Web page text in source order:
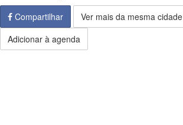
Compartilhar
Ver mais da mesma cidade
Adicionar à agenda